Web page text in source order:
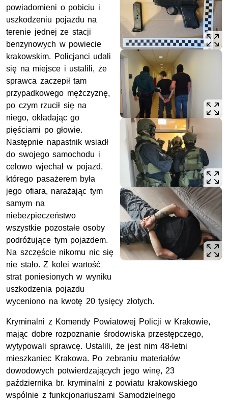
powiadomieni o pobiciu i
uszkodzeniu pojazdu na
terenie jednej ze stacji
benzynowych w powiecie
krakowskim. Policjanci udali
się na miejsce i ustalili, że
sprawca zaczepił tam
przypadkowego mężczyznę,
po czym rzucił się na
niego, okładając go
pięściami po głowie.
Następnie napastnik wsiadł
do swojego samochodu i
celowo wjechał w pojazd,
którego pasażerem była
jego ofiara, narażając tym
samym na
niebezpieczeństwo
wszystkie pozostałe osoby
podróżujące tym pojazdem.
Na szczęście nikomu nic się
nie stało. Z kolei wartość
strat poniesionych w wyniku
uszkodzenia pojazdu
wyceniono na kwotę 20 tysięcy złotych.
Kryminalni z Komendy Powiatowej Policji w Krakowie,
mając dobre rozpoznanie środowiska przestępczego,
wytypowali sprawcę. Ustalili, że jest nim 48-letni
mieszkaniec Krakowa. Po zebraniu materiałów
dowodowych potwierdzających jego winę, 23
października br. kryminalni z powiatu krakowskiego
wspólnie z funkcjonariuszami Samodzielnego